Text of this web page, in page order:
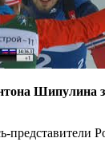
Шипулина